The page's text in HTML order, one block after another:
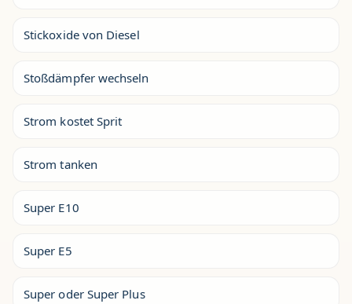
Stickoxide von Diesel
Stoßdämpfer wechseln
Strom kostet Sprit
Strom tanken
Super E10
Super E5
Super oder Super Plus